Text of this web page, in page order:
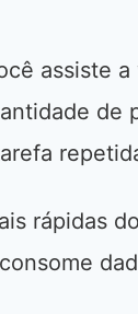
assiste
de
rápidas